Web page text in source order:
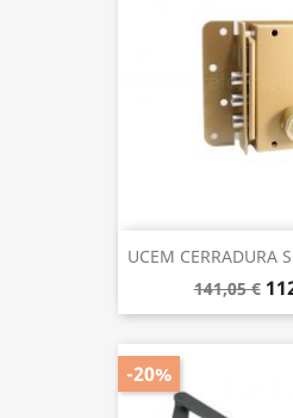
UCEM CERRADURA
141,05 €
-20%